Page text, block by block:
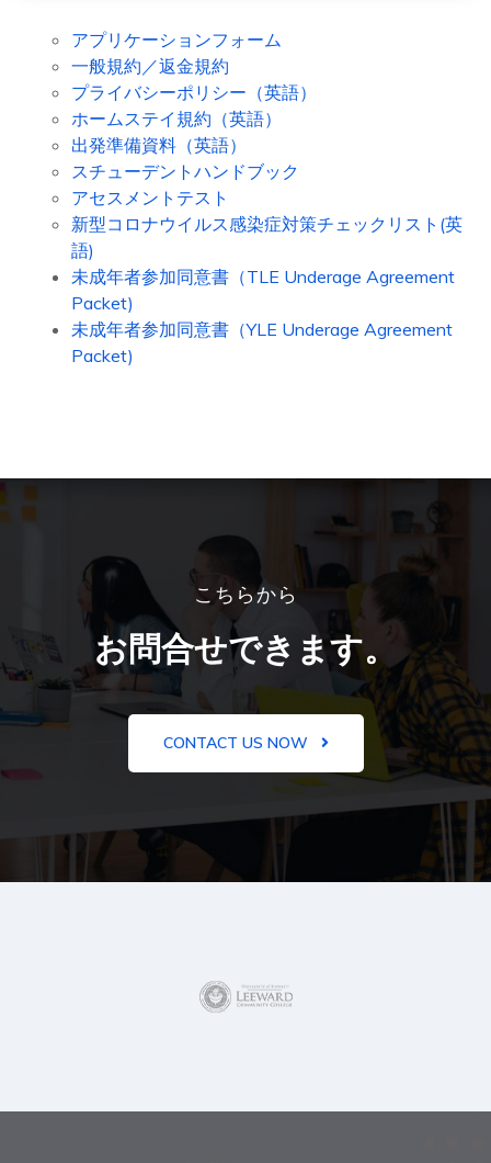
アプリケーションフォーム
一般規約／返金規約
プライバシーポリシー（英語）
ホームステイ規約（英語）
出発準備資料（英語）
スチューデントハンドブック
アセスメントテスト
新型コロナウイルス感染症対策チェックリスト(英
語)
未成年者参加同意書（TLE Underage Agreement
Packet)
未成年者参加同意書（YLE Underage Agreement
Packet)
こちらから
お問合せできます。
CONTACT US NOW